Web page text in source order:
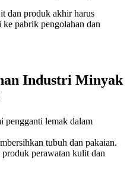
dan produk akhir harus
pabrik pengolahan dan
Industri Minyak
pengganti lemak dalam
tubuh dan pakaian.
perawatan kulit dan